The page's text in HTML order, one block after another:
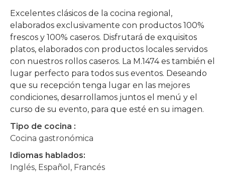
Excelentes clásicos de la cocina regional,
elaborados exclusivamente con productos 100%
frescos y 100% caseros. Disfrutará de exquisitos
platos, elaborados con productos locales servidos
con nuestros rollos caseros. La M.1474 es también el
lugar perfecto para todos sus eventos. Deseando
que su recepción tenga lugar en las mejores
condiciones, desarrollamos juntos el menú y el
curso de su evento, para que esté en su imagen.
Tipo de cocina :
Cocina gastronómica
Idiomas hablados:
Inglés, Español, Francés